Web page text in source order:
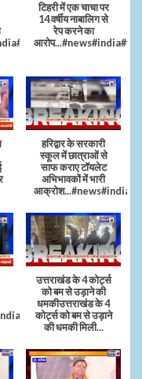
टिहरी में एक चाचा पर
14 वर्षीय नाबालिग से
रेप करने का
हरिद्वार के सरकारी
स्कूल में छात्राओं से
साफ कराए टॉयलेट
अभिभावकों में भारी
आक्रोश...#news#india
उत्तराखंड के 4 कोर्ट्स
को बम से उड़ाने की
धमकीउत्तराखंड के 4
कोर्ट्स को बम से उड़ाने
की धमकी मिली...